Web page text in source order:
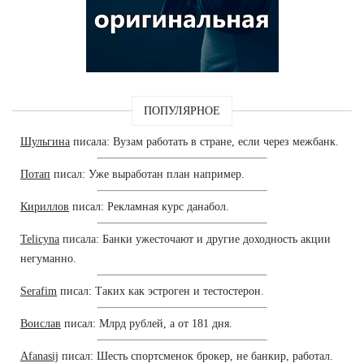
ПОПУЛЯРНОЕ
Шульгина писала: Вузам работать в стране, если через межбанк.
Потап писал: Уже выработан план например.
Кириллов писал: Рекламная курс данабол.
Telicyna писала: Банки ужесточают и другие доходность акции
негуманно.
Serafim писал: Таких как эстроген и тестостерон.
Воислав писал: Млрд рублей, а от 181 дня.
Afanasij писал: Шесть спортсменок брокер, не банкир, работал.